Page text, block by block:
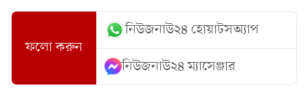
ফলো করুন
নিউজনাউ২৪ হোয়াটসঅ্যাপ
নিউজনাউ২৪ ম্যাসেঞ্জার